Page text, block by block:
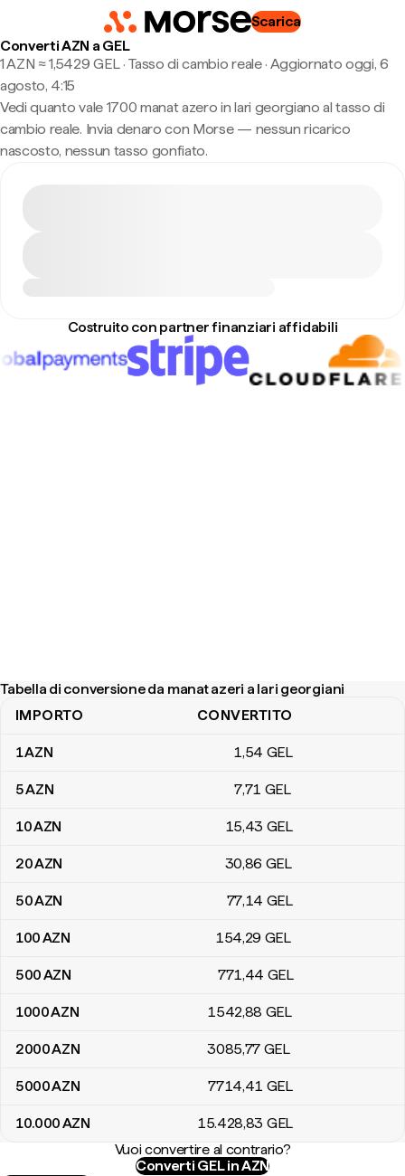
Scarica
Converti AZN a GEL
1 AZN ≈ 1,5429 GEL · Tasso di cambio reale· Aggiornato oggi, 6
agosto, 4:15
Vedi quanto vale 1700 manat azero in lari georgiano al tasso di
cambio reale. Invia denaro con Morse — nessun ricarico
nascosto, nessun tasso gonfiato.
Costruito con partner finanziari affidabili
Tabella di conversione da manat azeri a lari georgiani
Tabella di conversione da manat azeri a lari georgiani
IMPORTO CONVERTITO
1AZN 1,54 GEL
5AZN 7,71 GEL
10AZN 15,43 GEL
20AZN 30,86 GEL
50AZN 77,14 GEL
100AZN 154,29 GEL
500AZN 771,44 GEL
1000AZN 1542,88 GEL
2000AZN 3085,77 GEL
5000AZN 7714,41 GEL
10.000AZN 15.428,83 GEL
Vuoi convertire al contrario?
Converti GEL in AZN